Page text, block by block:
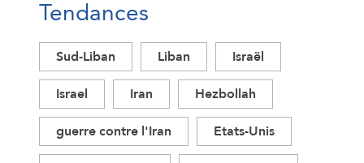
Tendances
Sud-Liban Liban
Israël
Israel
Iran
Hezbollah
guerre contre l'Iran
Etats-Unis